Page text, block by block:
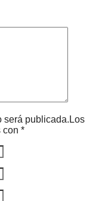
será publicada.Los
con *